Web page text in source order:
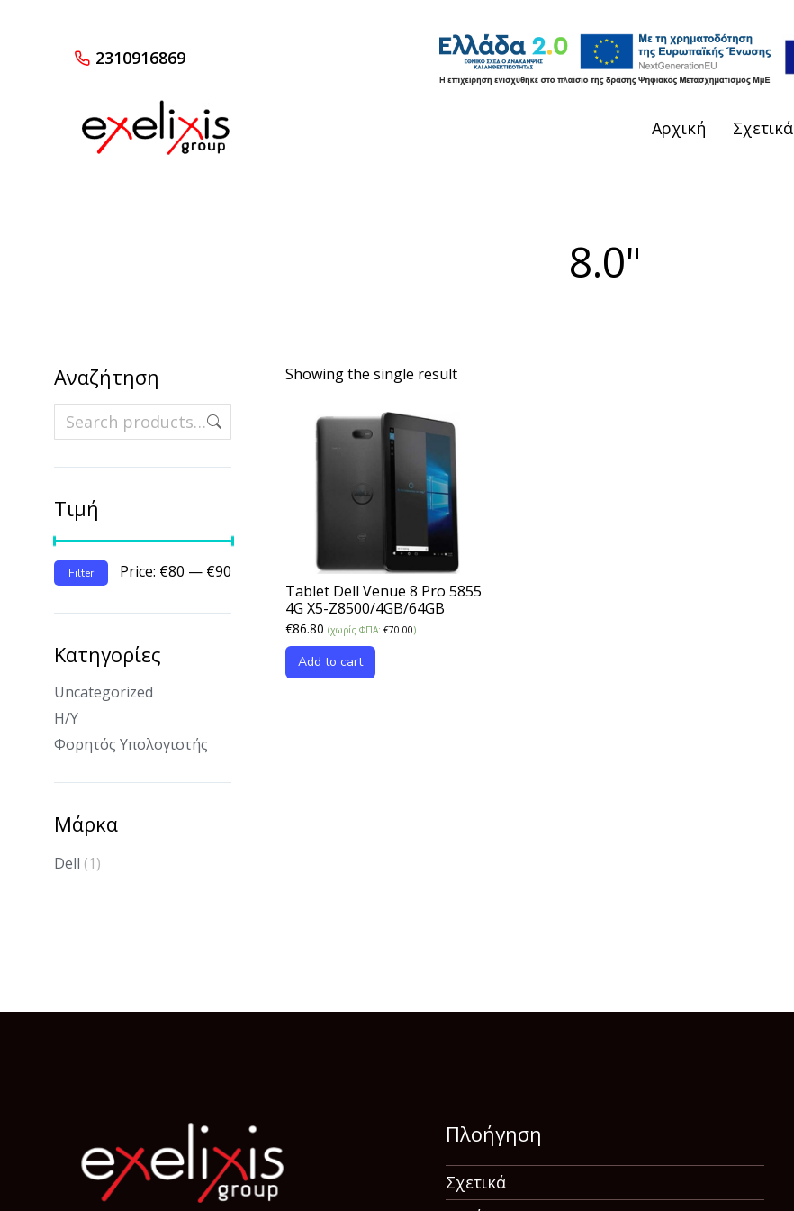
2310916869
Αρχική Σχετικά
8.0"
Αναζήτηση
Τιμή
Filter Price: €80 — €90
Κατηγορίες
Uncategorized
Η/Υ
Φορητός Υπολογιστής
Μάρκα
Dell (1)
Showing the single result
Tablet Dell Venue 8 Pro 5855
4G X5-Z8500/4GB/64GB
€86.80 (χωρίς ΦΠΑ: €70.00)
Add to cart
Πλοήγηση
Σχετικά